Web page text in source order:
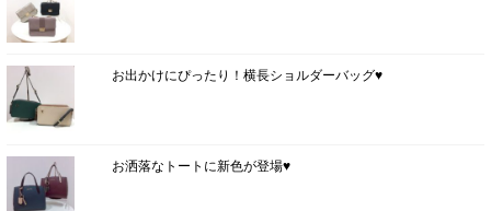
お出かけにぴったり！横長ショルダーバッグ♥
お洒落なトートに新色が登場♥